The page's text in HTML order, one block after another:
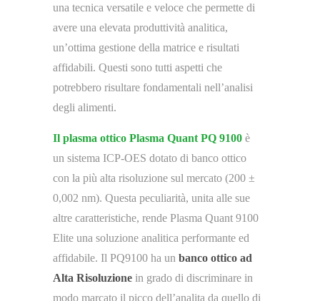
una tecnica versatile e veloce che permette di
avere una elevata produttività analitica,
un’ottima gestione della matrice e risultati
affidabili. Questi sono tutti aspetti che
potrebbero risultare fondamentali nell’analisi
degli alimenti.
Il plasma ottico Plasma Quant PQ 9100 è
un sistema ICP-OES dotato di banco ottico
con la più alta risoluzione sul mercato (200 ±
0,002 nm). Questa peculiarità, unita alle sue
altre caratteristiche, rende Plasma Quant 9100
Elite una soluzione analitica performante ed
affidabile. Il PQ9100 ha un banco ottico ad
Alta Risoluzione in grado di discriminare in
modo marcato il picco dell’analita da quello di